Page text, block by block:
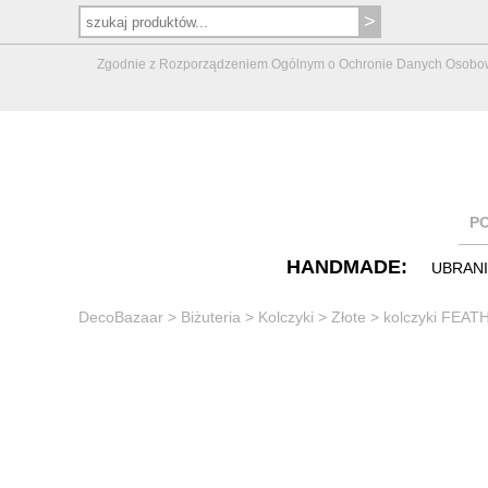
Zgodnie z Rozporządzeniem Ogólnym o Ochronie Danych
HANDMADE:
DecoBazaar > Biżuteria > Kolczyki > Złote > kolczyki